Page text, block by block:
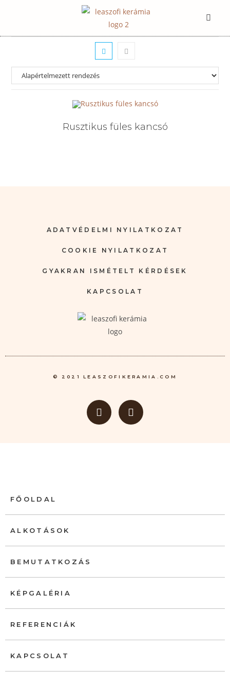
Rusztikus füles kancsó
ADATVÉDELMI NYILATKOZAT
COOKIE NYILATKOZAT
GYAKRAN ISMÉTELT KÉRDÉSEK
KAPCSOLAT
© 2021 LEASZOFIKERAMIA.COM
FŐOLDAL
ALKOTÁSOK
BEMUTATKOZÁS
KÉPGALÉRIA
REFERENCIÁK
KAPCSOLAT